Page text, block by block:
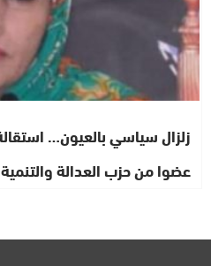
عضوا من حزب العدالة والتنمية